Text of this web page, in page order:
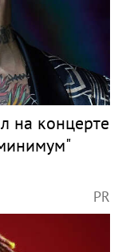
на концерте
PR